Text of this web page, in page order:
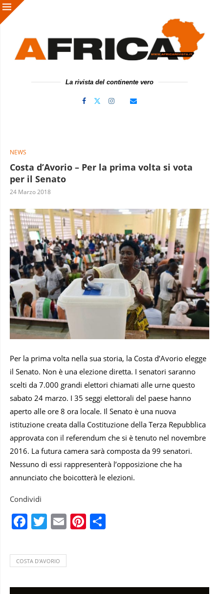
La rivista del continente vero
NEWS
Costa d’Avorio – Per la prima volta si vota
per il Senato
24 Marzo 2018
Per la prima volta nella sua storia, la Costa d’Avorio elegge
il Senato. Non è una elezione diretta. I senatori saranno
scelti da 7.000 grandi elettori chiamati alle urne questo
sabato 24 marzo. I 35 seggi elettorali del paese hanno
aperto alle ore 8 ora locale. Il Senato è una nuova
istituzione creata dalla Costituzione della Terza Repubblica
approvata con il referendum che si è tenuto nel novembre
2016. La futura camera sarà composta da 99 senatori.
Nessuno di essi rappresenterà l’opposizione che ha
annunciato che boicotterà le elezioni.
Condividi
Facebook
Twitter
EmailPinterest
COSTA D'AVORIO